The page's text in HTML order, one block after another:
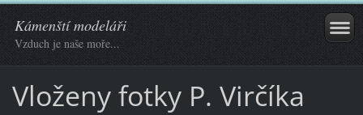
Kámenští modeláři
Vzduch je naše moře...
Vloženy fotky P. Virčíka